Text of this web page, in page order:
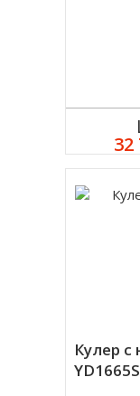
32
Кулер с
YD1665S